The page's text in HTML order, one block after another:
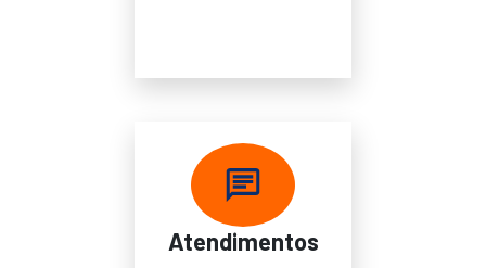
Atendimentos